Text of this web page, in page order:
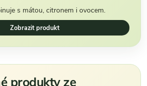
s mátou, citronem i ovocem.
Zobrazit produkt
produkty ze